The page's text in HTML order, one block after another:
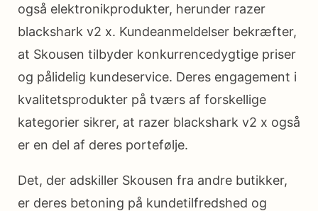
også elektronikprodukter, herunder razer
blackshark v2 x. Kundeanmeldelser bekræfter,
at Skousen tilbyder konkurrencedygtige priser
og pålidelig kundeservice. Deres engagement i
kvalitetsprodukter på tværs af forskellige
kategorier sikrer, at razer blackshark v2 x også
er en del af deres portefølje.
Det, der adskiller Skousen fra andre butikker,
er deres betoning på kundetilfredshed og